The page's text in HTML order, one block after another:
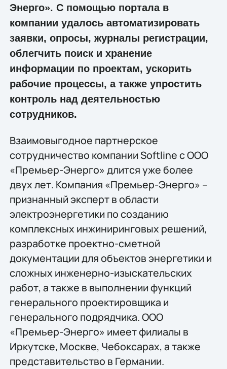
Энерго». С помощью портала в
компании удалось автоматизировать
заявки, опросы, журналы регистрации,
облегчить поиск и хранение
информации по проектам, ускорить
рабочие процессы, а также упростить
контроль над деятельностью
сотрудников.
Взаимовыгодное партнерское
сотрудничество компании Softline с ООО
«Премьер-Энерго» длится уже более
двух лет. Компания «Премьер-Энерго» –
признанный эксперт в области
электроэнергетики по созданию
комплексных инжиниринговых решений,
разработке проектно-сметной
документации для объектов энергетики и
сложных инженерно-изыскательских
работ, а также в выполнении функций
генерального проектировщика и
генерального подрядчика. ООО
«Премьер-Энерго» имеет филиалы в
Иркутске, Москве, Чебоксарах, а также
представительство в Германии.